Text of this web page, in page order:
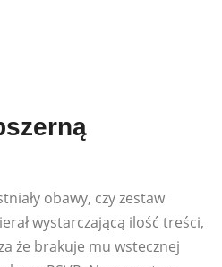
obawy, czy zestaw
wystarczającą ilość treści,
że brakuje mu wstecznej